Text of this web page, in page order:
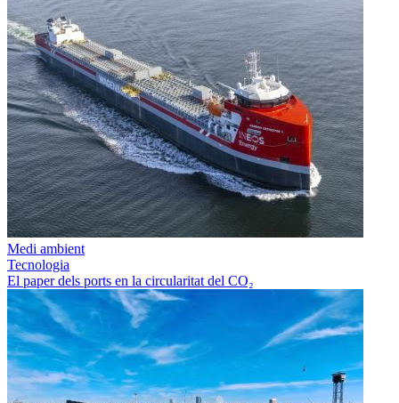
Medi ambient
Tecnologia
El paper dels ports en la circularitat del CO₂